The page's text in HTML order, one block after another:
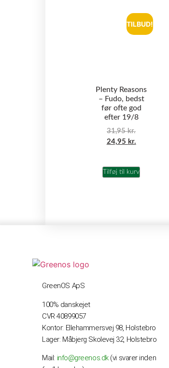
TILBUD!
Plenty Reasons
– Fudo, bedst
før ofte god
efter 19/8
31,95kr.
24,95 kr.
Tilføj til kurv
GreenOS ApS
100% danskejet
CVR 40899057
Kontor: Ellehammersvej 98, Holstebro
Lager: Måbjerg Skolevej 32, Holstebro
Mail: info@greenos.dk (vi svarer inden